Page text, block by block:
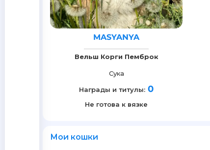
MASYANYA
Вельш Корги Пемброк
Сука
Награды и титулы: 0
Не готова к вязке
Мои кошки